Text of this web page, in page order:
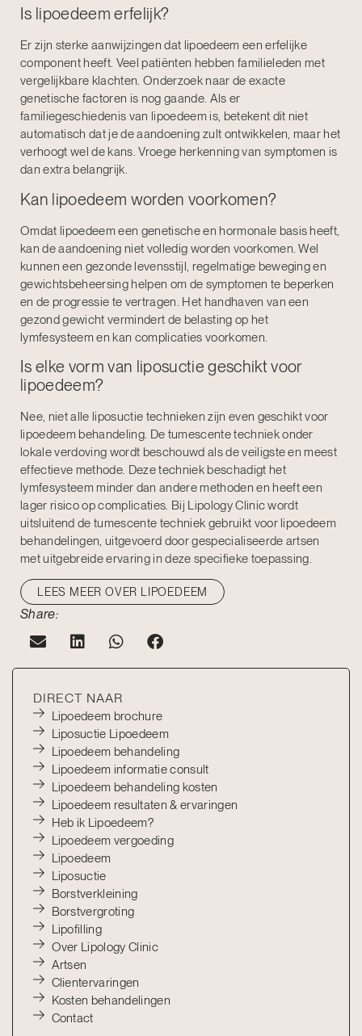
Is lipoedeem erfelijk?
Er zijn sterke aanwijzingen dat lipoedeem een erfelijke
component heeft. Veel patiënten hebben familieleden met
vergelijkbare klachten. Onderzoek naar de exacte
genetische factoren is nog gaande. Als er
familiegeschiedenis van lipoedeem is, betekent dit niet
automatisch dat je de aandoening zult ontwikkelen, maar het
verhoogt wel de kans. Vroege herkenning van symptomen is
dan extra belangrijk.
Kan lipoedeem worden voorkomen?
Omdat lipoedeem een genetische en hormonale basis heeft,
kan de aandoening niet volledig worden voorkomen. Wel
kunnen een gezonde levensstijl, regelmatige beweging en
gewichtsbeheersing helpen om de symptomen te beperken
en de progressie te vertragen. Het handhaven van een
gezond gewicht vermindert de belasting op het
lymfesysteem en kan complicaties voorkomen.
Is elke vorm van liposuctie geschikt voor
lipoedeem?
Nee, niet alle liposuctie technieken zijn even geschikt voor
lipoedeem behandeling. De tumescente techniek onder
lokale verdoving wordt beschouwd als de veiligste en meest
effectieve methode. Deze techniek beschadigt het
lymfesysteem minder dan andere methoden en heeft een
lager risico op complicaties. Bij Lipology Clinic wordt
uitsluitend de tumescente techniek gebruikt voor lipoedeem
behandelingen, uitgevoerd door gespecialiseerde artsen
met uitgebreide ervaring in deze specifieke toepassing.
LEES MEER OVER LIPOEDEEM
Share:
DIRECT NAAR
Lipoedeem brochure
Liposuctie Lipoedeem
Lipoedeem behandeling
Lipoedeem informatie consult
Lipoedeem behandeling kosten
Lipoedeem resultaten & ervaringen
Heb ik Lipoedeem?
Lipoedeem vergoeding
Lipoedeem
Liposuctie
Borstverkleining
Borstvergroting
Lipofilling
Over Lipology Clinic
Artsen
Clientervaringen
Kosten behandelingen
Contact